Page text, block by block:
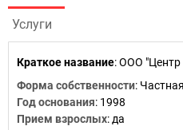
Услуги
Краткое название:ООО "Центр
Форма собственности: Частная
Год основания: 1998
Прием взрослых: да